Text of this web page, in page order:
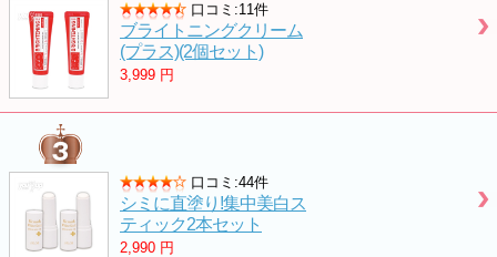
口コミ:11件
ブライトニングクリーム
(プラス)(2個セット)
3,999 円
口コミ:44件
シミに直塗り!集中美白ス
ティック2本セット
2,990 円